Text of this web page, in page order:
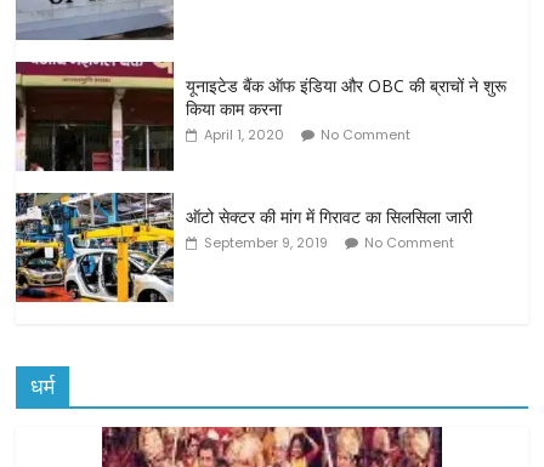
यूनाइटेड बैंक ऑफ इंडिया और OBC की ब्राचों ने शुरू
किया काम करना
April 1, 2020 No Comment
ऑटो सेक्टर की मांग में गिरावट का सिलसिला जारी
September 9, 2019 No Comment
धर्म